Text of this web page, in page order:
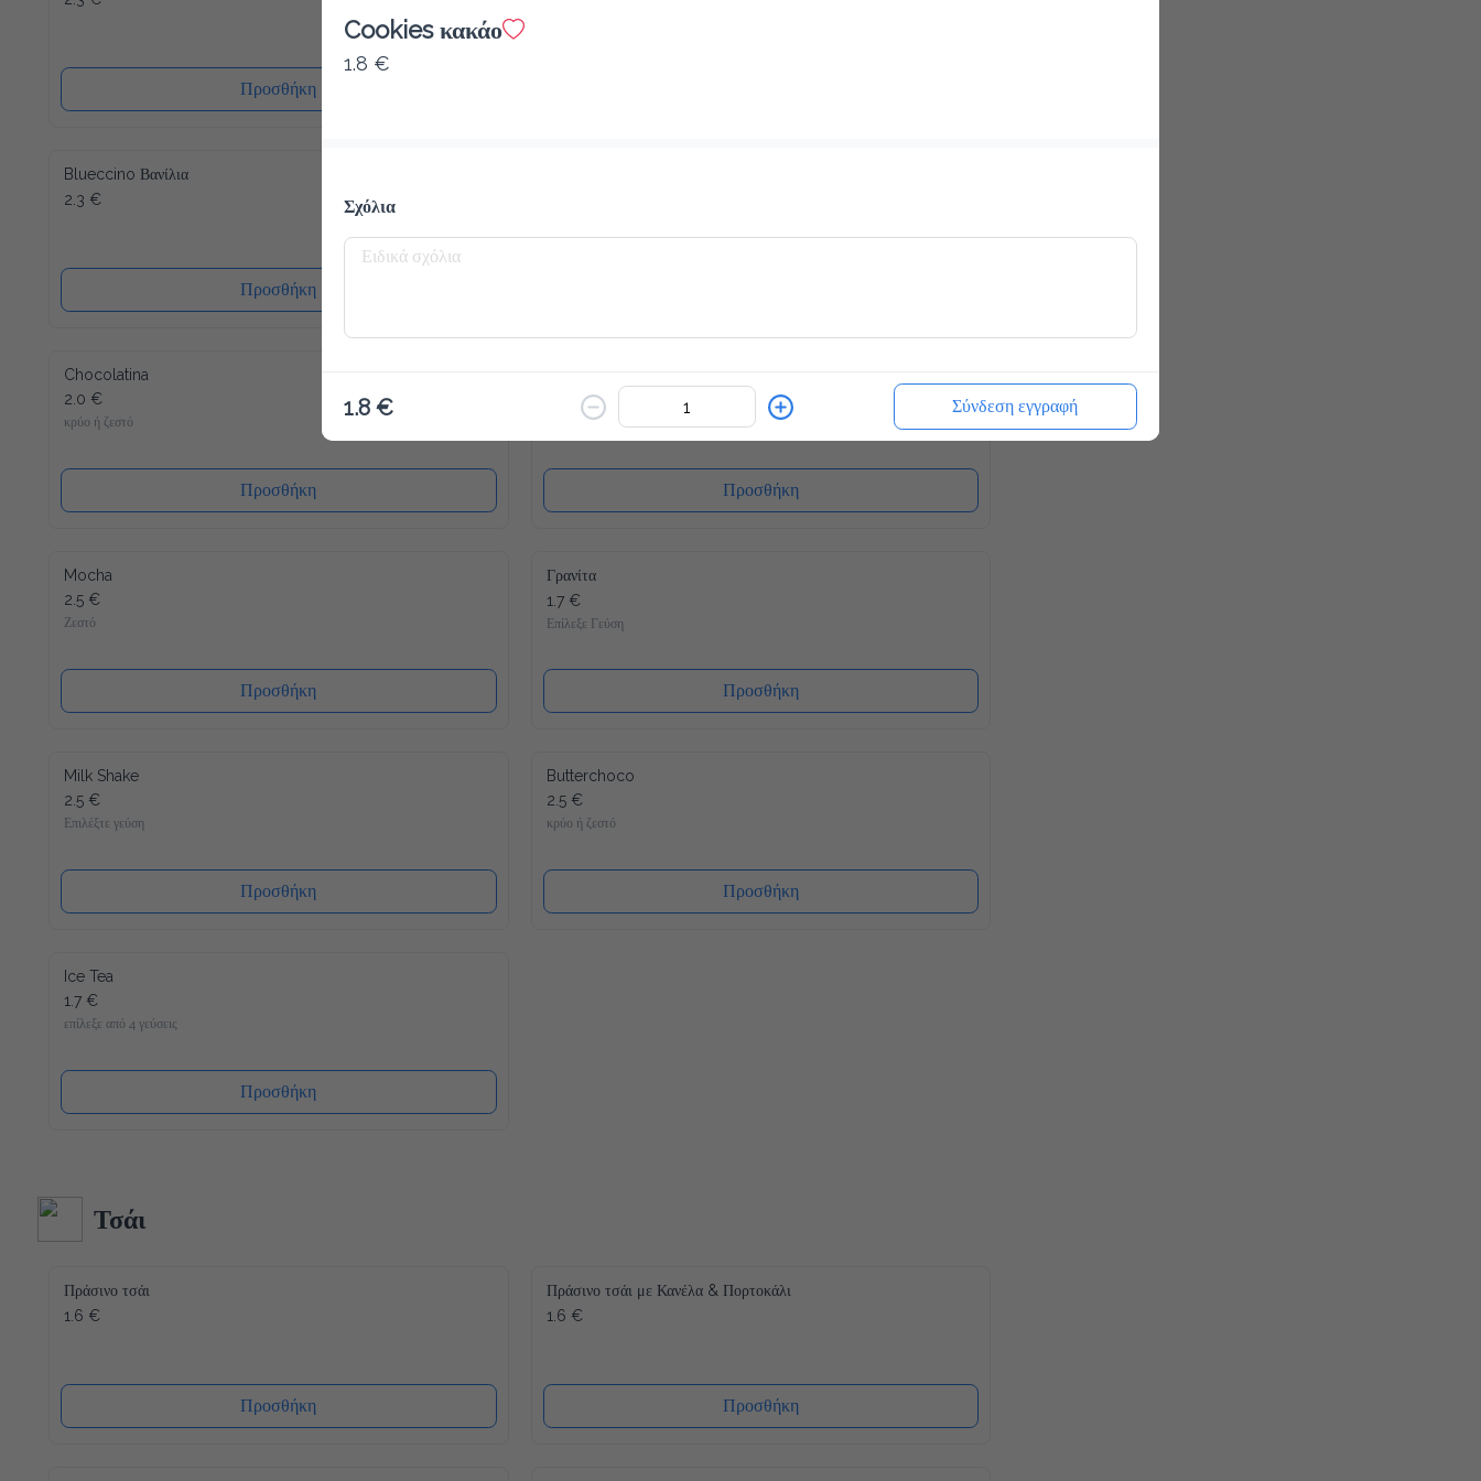
Προσθήκη
Blueccino Βανίλια
2.3 €
Προσθήκη
Chocolatina
2.0 €
κρύο ή ζεστό
Προσθήκη
2.5 €
κρύο ή ζεστό
Προσθήκη
Mocha
2.5 €
Ζεστό
Προσθήκη
Γρανίτα
1.7 €
Επίλεξε Γεύση
Προσθήκη
Milk Shake
2.5 €
Επιλέξτε γεύση
Προσθήκη
Butterchoco
2.5 €
κρύο ή ζεστό
Προσθήκη
Ice Tea
1.7 €
επίλεξε από 4 γεύσεις
Προσθήκη
Τσάι
Πράσινο τσάι
1.6 €
Προσθήκη
Πράσινο τσάι με Κανέλα & Πορτοκάλι
1.6 €
Προσθήκη
Cookies κακάο
1.8 €
Σχόλια
1.8 € Σύνδεση εγγραφή